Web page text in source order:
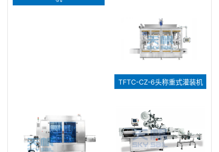
TFTC-CZ-6头称重式灌装机